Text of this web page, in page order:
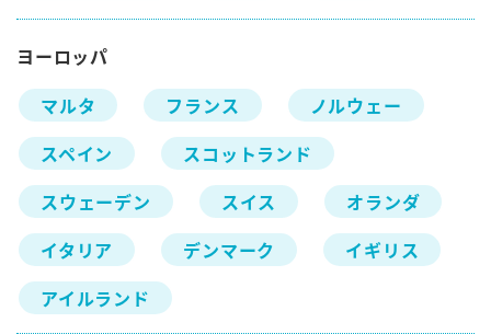
ヨーロッパ
マルタ
フランス
ノルウェー
スペイン
スコットランド
スウェーデン
スイス
オランダ
イタリア
デンマーク
イギリス
アイルランド